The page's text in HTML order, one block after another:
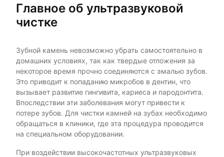
Главное об ультразвуковой
чистке
Зубной камень невозможно убрать самостоятельно в
домашних условиях, так как твердые отложения за
некоторое время прочно соединяются с эмалью зубов.
Это приводит к попаданию микробов в дентин, что
вызывает развитие гингивита, кариеса и пародонтита.
Впоследствии эти заболевания могут привести к
потере зубов. Для чистки камней на зубах необходимо
обращаться в клиники, где эта процедура проводится
на специальном оборудовании.
При воздействии высокочастотных ультразвуковых